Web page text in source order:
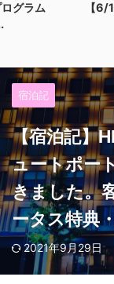
グラム
【6/
宿泊記
【宿泊記】
ュートポー
きました。
ータス特典
2021年9月29日